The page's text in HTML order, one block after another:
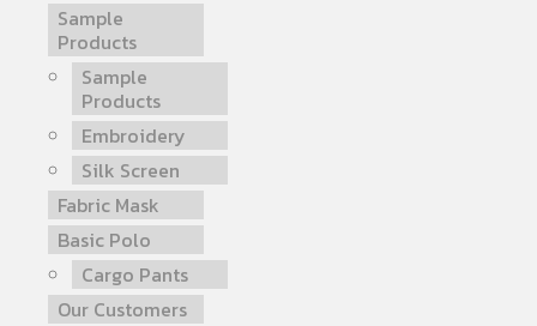
Sample
Products
Sample
Products
Embroidery
Silk Screen
Fabric Mask
Basic Polo
Cargo Pants
Our Customers